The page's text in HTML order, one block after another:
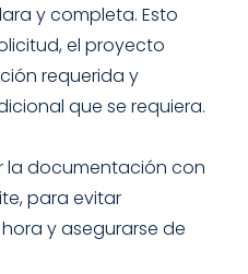
y completa. Esto
el proyecto
requerida y
que se requiera.
la documentación con
para evitar
y asegurarse de